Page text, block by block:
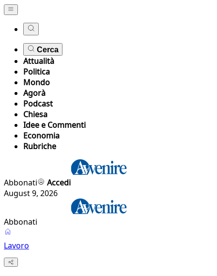
Cerca
Attualità
Politica
Mondo
Agorà
Podcast
Chiesa
Idee e Commenti
Economia
Rubriche
Abbonati
Accedi
August 9, 2026
Abbonati
Lavoro